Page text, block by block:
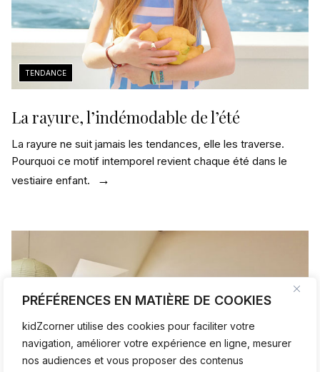
PRÉFÉRENCES EN MATIÈRE DE COOKIES
kidZcorner utilise des cookies pour faciliter votre
navigation, améliorer votre expérience en ligne, mesurer
nos audiences et vous proposer des contenus
La rayure, l’indémodable de l’été
La rayure ne suit jamais les tendances, elle les traverse.
Pourquoi ce motif intemporel revient chaque été dans le
vestiaire enfant.